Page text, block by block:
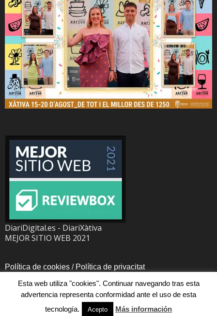
DiariDigital.es - DiariXàtiva
MEJOR SITIO WEB 2021
Política de cookies / Política de privacitat
© Diari Digital, todos los derechos reservados.
Esta web utiliza "cookies". Continuar navegando tras esta
advertencia representa conformidad ante el uso de esta
tecnología.
Acepto Más información